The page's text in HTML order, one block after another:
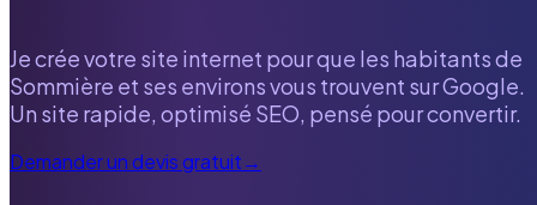
Je crée votre site internet pour que les habitants de
Sommière et ses environs vous trouvent sur Google.
Un site rapide, optimisé SEO, pensé pour convertir.
Demander un devis gratuit→